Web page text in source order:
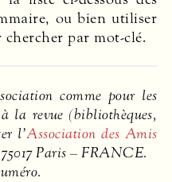
ou bien utiliser
par mot-clé.
comme pour les
la revue (bibliothèques,
l’Association des Amis
Paris –FRANCE.